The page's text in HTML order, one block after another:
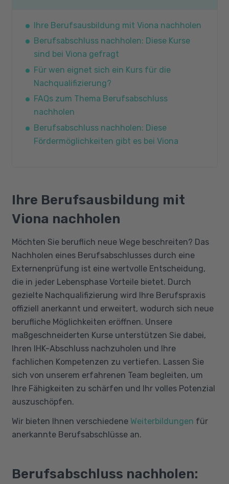
Ihre Berufsausbildung mit Viona nachholen
Berufsabschluss nachholen: Diese Kurse
sind bei Viona gefragt
Für wen eignet sich ein Kurs für die
Nachqualifizierung?
FAQs zum Thema Berufsabschluss
nachholen
Berufsabschluss nachholen: Diese
Fördermöglichkeiten gibt es bei Viona
Ihre Berufsausbildung mit
Viona nachholen
Möchten Sie beruflich neue Wege beschreiten? Das
Nachholen eines Berufsabschlusses durch eine
Externenprüfung ist eine wertvolle Entscheidung,
die in jeder Lebensphase Vorteile bietet. Durch
gezielte Nachqualifizierung wird Ihre Berufspraxis
offiziell anerkannt und erweitert, wodurch sich neue
berufliche Möglichkeiten eröffnen. Unsere
maßgeschneiderten Kurse unterstützen Sie dabei,
Ihren IHK-Abschluss nachzuholen und Ihre
fachlichen Kompetenzen zu vertiefen. Lassen Sie
sich von unserem erfahrenen Team begleiten, um
Ihre Fähigkeiten zu schärfen und Ihr volles Potenzial
auszuschöpfen.
Wir bieten Ihnen verschiedene Weiterbildungen für
anerkannte Berufsabschlüsse an.
Berufsabschluss nachholen: